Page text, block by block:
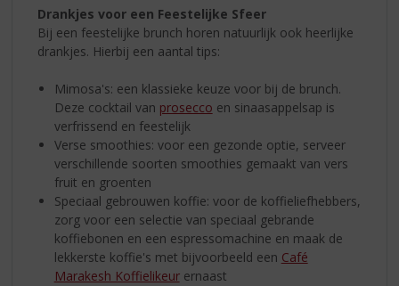
Drankjes voor een Feestelijke Sfeer
Bij een feestelijke brunch horen natuurlijk ook heerlijke
drankjes. Hierbij een aantal tips:
Mimosa's: een klassieke keuze voor bij de brunch.
Deze cocktail van prosecco en sinaasappelsap is
verfrissend en feestelijk
Verse smoothies: voor een gezonde optie, serveer
verschillende soorten smoothies gemaakt van vers
fruit en groenten
Speciaal gebrouwen koffie: voor de koffieliefhebbers,
zorg voor een selectie van speciaal gebrande
koffiebonen en een espressomachine en maak de
lekkerste koffie's met bijvoorbeeld een Café
Marakesh Koffielikeurernaast